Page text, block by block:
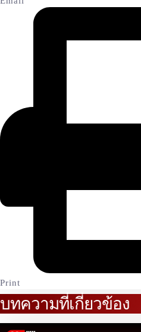
Print
บทความที่เกี่ยวข้อง